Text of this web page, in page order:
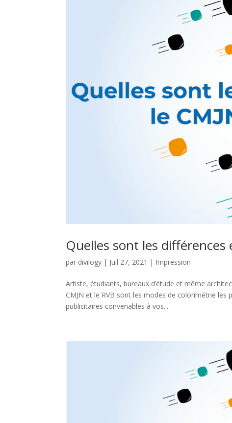
Quelles sont les différences
par divilogy | Juil 27, 2021 | Impression
Artiste, étudiants, bureaux d’étude et même
CMJN et le RVB sont les modes de colorimétrie les
publicitaires convenables à vos...